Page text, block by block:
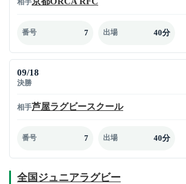
相手
番号 7 出場 40分
09/18
決勝
相手芦屋ラグビースクール
番号 7 出場 40分
全国ジュニアラグビー